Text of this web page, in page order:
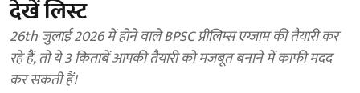
देखें लिस्ट
26th जुलाई 2026 में होने वाले BPSC प्रीलिम्स एग्जाम की तैयारी कर
रहे हैं, तो ये 3 किताबें आपकी तैयारी को मजबूत बनाने में काफी मदद
कर सकती हैं।